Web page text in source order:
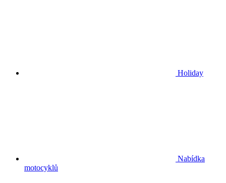
Holiday
Nabídka
motocyklů